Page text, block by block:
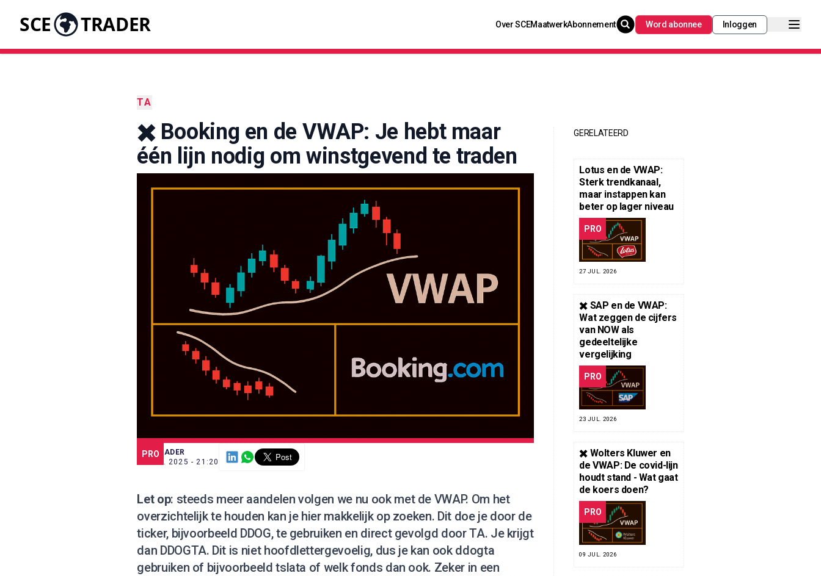
SCE TRADER Over SCEMaatwerkAbonnement Word abonnee Inloggen
TA
✖️ Booking en de VWAP: Je hebt maar
één lijn nodig om winstgevend te traden
PRO
SCE TRADER
24 SEP. 2025 - 21:20
Let op: steeds meer aandelen volgen we nu ook met de VWAP. Om het
overzichtelijk te houden kan je hier makkelijk op zoeken. Dit doe je door de
ticker, bijvoorbeeld DDOG, te gebruiken en direct gevolgd door TA. Je krijgt
dan DDOGTA. Dit is niet hoofdlettergevoelig, dus je kan ook ddogta
gebruiken of bijvoorbeeld tslata of welk fonds dan ook. Zeker in een
GERELATEERD
Lotus en de VWAP:
Sterk trendkanaal,
maar instappen kan
beter op lager niveau
PRO
27 JUL. 2026
✖️ SAP en de VWAP:
Wat zeggen de cijfers
van NOW als
gedeeltelijke
vergelijking
PRO
23 JUL. 2026
✖️ Wolters Kluwer en
de VWAP: De covid-lijn
houdt stand - Wat gaat
de koers doen?
PRO
09 JUL. 2026